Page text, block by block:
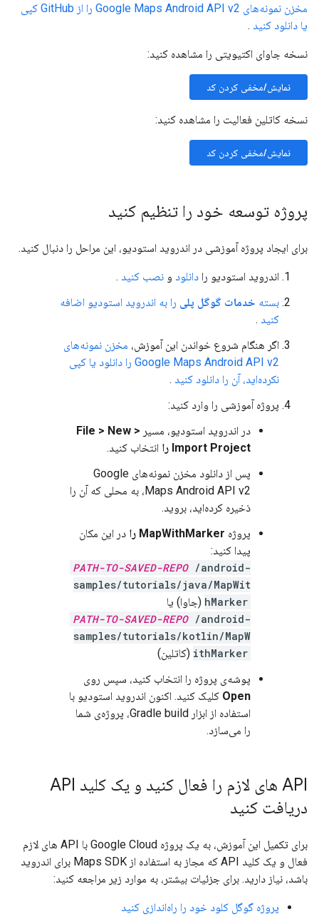
مخزن نمونه‌های Google Maps Android API v2 را از GitHub کپی
یا دانلود کنید .
نسخه جاوای اکتیویتی را مشاهده کنید:
نمایش/مخفی کردن کد
نسخه کاتلین فعالیت را مشاهده کنید:
نمایش/مخفی کردن کد
پروژه توسعه خود را تنظیم کنید
برای ایجاد پروژه آموزشی در اندروید استودیو، این مراحل را دنبال کنید.
اندروید استودیو را دانلود و نصب کنید .
بسته خدمات گوگل پلی را به اندروید استودیو اضافه
کنید .
اگر هنگام شروع خواندن این آموزش، مخزن نمونه‌های
Google Maps Android API v2 را دانلود یا کپی
نکرده‌اید، آن را دانلود کنید .
پروژه آموزشی را وارد کنید:
در اندروید استودیو، مسیر File > New >
Import Project را
انتخاب کنید.
پس از دانلود مخزن نمونه‌های Google
Maps Android API v2، به محلی که آن را
ذخیره کرده‌اید، بروید.
پروژه MapWithMarker را
در این مکان
پیدا کنید:
PATH-TO-SAVED-REPO/android-
samples/tutorials/java/MapWit
hMarker (جاوا) یا
PATH-TO-SAVED-REPO/android-
samples/tutorials/kotlin/MapW
ithMarker (کاتلین)
پوشه‌ی پروژه را انتخاب کنید، سپس روی
Open کلیک کنید. اکنون اندروید استودیو با
استفاده از ابزار Gradle build، پروژه‌ی شما
را می‌سازد.
API های لازم را فعال کنید و یک کلید API
دریافت کنید
برای تکمیل این آموزش، به یک پروژه Google Cloud با API های لازم
فعال و یک کلید API که مجاز به استفاده از Maps SDK برای اندروید
باشد، نیاز دارید. برای جزئیات بیشتر، به موارد زیر مراجعه کنید:
پروژه گوگل کلود خود را راه‌اندازی کنید